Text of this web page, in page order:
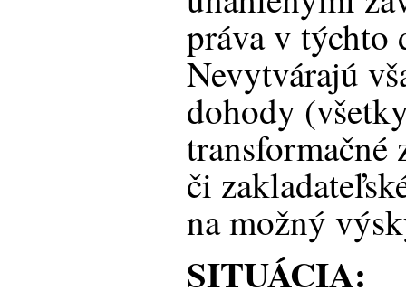
práva v týchto
Nevytvárajú
dohody
transformačné
či
na možný
SITUÁCIA: